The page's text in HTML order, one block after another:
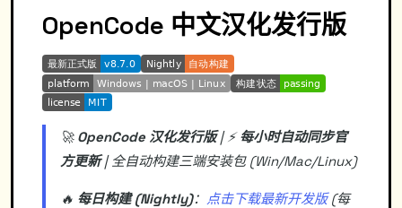
OpenCode 中文汉化发行版
🚀 OpenCode 汉化发行版| ⚡️每小时自动同步官
方更新| 全自动构建三端安装包 (Win/Mac/Linux)
🔥 每日构建 (Nightly)： 点击下载最新开发版(每